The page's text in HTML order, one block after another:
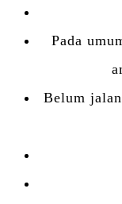
Pada
Belum